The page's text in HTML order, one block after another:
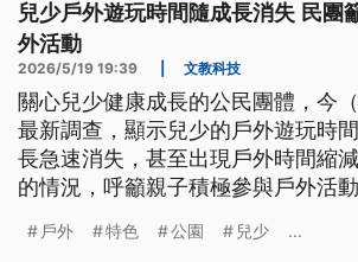
兒少戶外遊玩時間隨成長消失 民團
外活動
2026/5/19 19:39 文教科技
關心兒少健康成長的公民團體，今
最新調查，顯示兒少的戶外遊玩時
長急速消失，甚至出現戶外時間縮
的情況，呼籲親子積極參與戶外活
戶外 特色 公園 兒少 ...